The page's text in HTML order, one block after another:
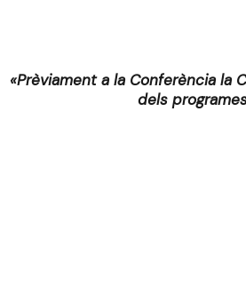
«Prèviament a la Conferència la
dels